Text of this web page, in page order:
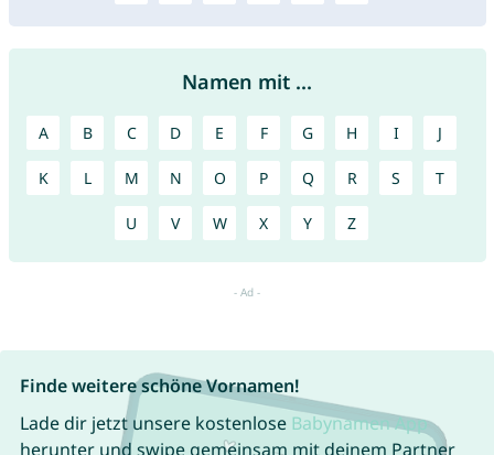
Namen mit ...
A B C D E F G H I J
K L M N O P Q R S T
U V W X Y Z
Finde weitere schöne Vornamen!
Lade dir jetzt unsere kostenlose Babynamen App
herunter und swipe gemeinsam mit deinem Partner